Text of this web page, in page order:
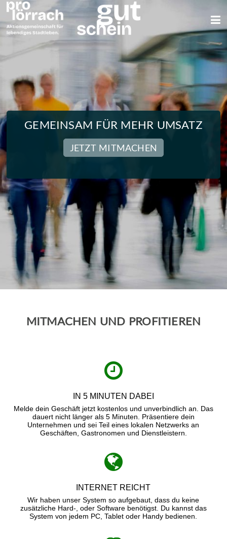
GEMEINSAM FÜR MEHR UMSATZ
JETZT MITMACHEN
MITMACHEN UND PROFITIEREN
IN 5 MINUTEN DABEI
Melde dein Geschäft jetzt kostenlos und unverbindlich an. Das
dauert nicht länger als 5 Minuten. Präsentiere dein
Unternehmen und sei Teil eines lokalen Netzwerks an
Geschäften, Gastronomen und Dienstleistern.
INTERNET REICHT
Wir haben unser System so aufgebaut, dass du keine
zusätzliche Hard-, oder Software benötigst. Du kannst das
System von jedem PC, Tablet oder Handy bedienen.